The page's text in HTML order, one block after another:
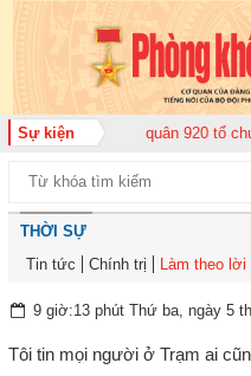
Sự kiện
đoàn Không quân 920 tổ chức
THỜI SỰ
Tin tức
Chính trị Làm theo lời
9 giờ:13 phút Thứ ba, ngày 5
Tôi tin mọi người ở Trạm ai